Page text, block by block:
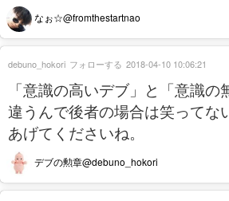
なぉ☆@fromthestartnao
「意識の高いデブ」と「意識
違うんで後者の場合は笑ってな
あげてくださいね。
デブの勲章@debuno_hokori
debuno_hokori フォローする 2018-04-10 10:06:21